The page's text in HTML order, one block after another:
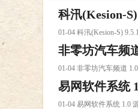
科汛(Kesion-
01-04 科汛(Kesion-S)
非零坊汽车频
01-04 非零坊汽车频道
易网软件系统
01-04 易网软件系统 1.0